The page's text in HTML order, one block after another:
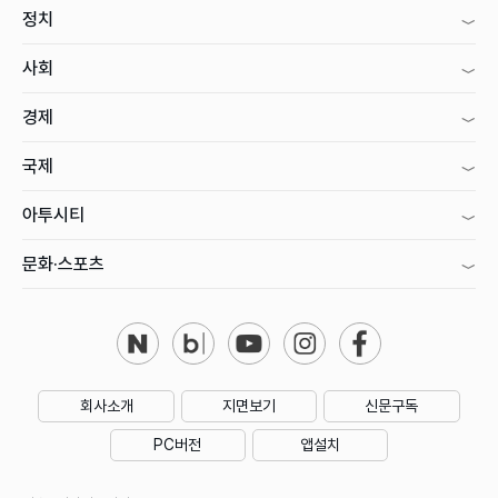
정치
사회
경제
국제
아투시티
문화·스포츠
회사소개 지면보기 신문구독
PC버전 앱설치